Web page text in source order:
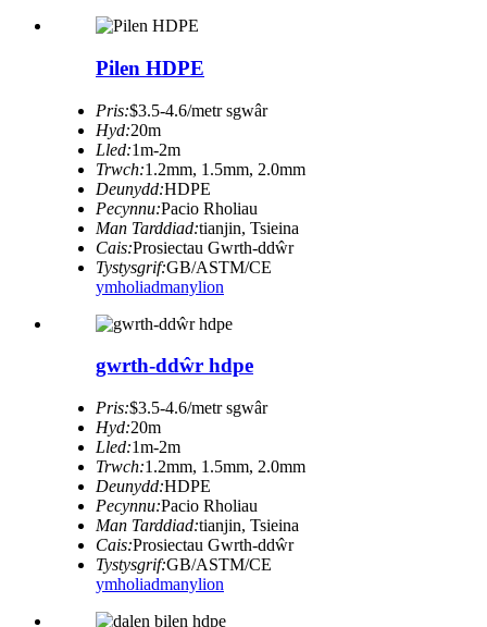
Pilen HDPE
Pris:$3.5-4.6/metr sgwâr
Hyd:20m
Lled:1m-2m
Trwch:1.2mm, 1.5mm, 2.0mm
Deunydd:HDPE
Pecynnu:Pacio Rholiau
Man Tarddiad:tianjin, Tsieina
Cais:Prosiectau Gwrth-ddŵr
Tystysgrif:GB/ASTM/CE
ymholiadmanylion
gwrth-ddŵr hdpe
Pris:$3.5-4.6/metr sgwâr
Hyd:20m
Lled:1m-2m
Trwch:1.2mm, 1.5mm, 2.0mm
Deunydd:HDPE
Pecynnu:Pacio Rholiau
Man Tarddiad:tianjin, Tsieina
Cais:Prosiectau Gwrth-ddŵr
Tystysgrif:GB/ASTM/CE
ymholiadmanylion